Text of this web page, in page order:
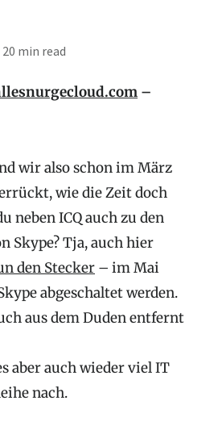
20 min read
–
wir also schon im März
wie die Zeit doch
neben ICQ auch zu den
Skype? Tja, auch hier
den Stecker – im Mai
abgeschaltet werden.
aus dem Duden entfernt
aber auch wieder viel IT
nach.